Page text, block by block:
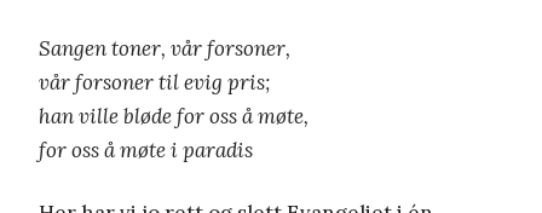
Sangen toner, vår forsoner,
vår forsoner til evig pris;
han ville bløde for oss å møte,
for oss å møte i paradis